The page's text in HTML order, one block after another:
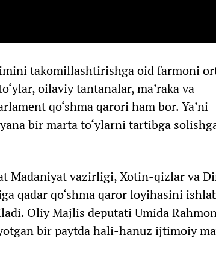
takomillashtirishga oid farmoni
oilaviy tantanalar, ma’raka va
qo‘shma qarori ham bor. Ya’ni
bir marta to‘ylarni tartibga
Madaniyat vazirligi, Xotin-qizlar va
qadar qo‘shma qaror loyihasini
Oliy Majlis deputati Umida
bir paytda hali-hanuz ijtimoiy